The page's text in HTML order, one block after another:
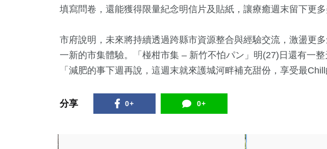
填寫問卷，還能獲得限量紀念明信片及貼紙，讓療癒週末留下更多
市府說明，未來將持續透過跨縣市資源整合與經驗交流，激盪更
一新的市集體驗。「椪柑市集 – 新竹不怕パン」明(27)日還有一整
「減肥的事下週再說，這週末就來護城河畔補充甜份，享受最Chill
分享 0+ 0+